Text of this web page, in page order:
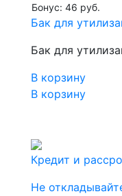
Бонус: 46 руб.
Бак для
Бак для
В корзину
В корзину
Кредит и
Не